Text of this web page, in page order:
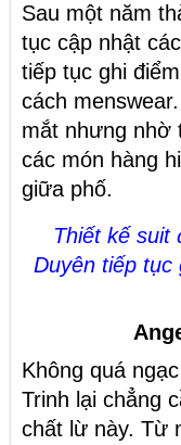
Sau một năm
tục cập nhật
tiếp tục ghi
cách
mắt nhưng nhờ
các món hàng
giữa phố.
Thiết kế suit
Duyên tiếp
Không quá
Trinh lại chẳng
chất lừ này. Từ